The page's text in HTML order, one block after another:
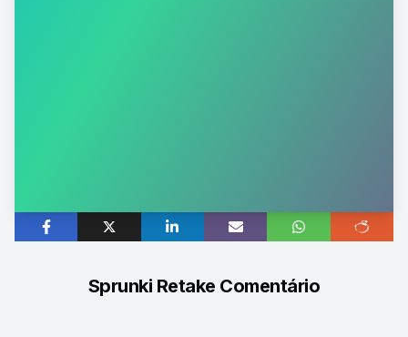
Sprunki Retake Comentário